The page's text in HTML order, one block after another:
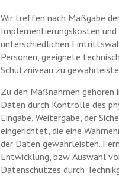
Wir treffen nach Maßgabe
Implementierungskosten und
unterschiedlichen
Personen, geeignete
Schutzniveau zu
Zu den Maßnahmen
Daten durch Kontrolle des
Eingabe, Weitergabe, der
eingerichtet, die eine
der Daten gewährleisten.
Entwicklung, bzw. Auswahl
Datenschutzes durch